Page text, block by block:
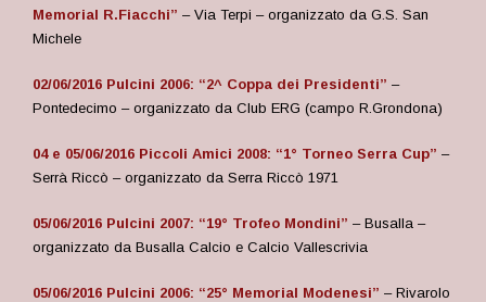
Memorial R.Fiacchi” – Via Terpi – organizzato da G.S. San
Michele
02/06/2016 Pulcini 2006: “2^ Coppa dei Presidenti” –
Pontedecimo – organizzato da Club ERG (campo R.Grondona)
04 e 05/06/2016 Piccoli Amici 2008: “1° Torneo Serra Cup” –
Serrà Riccò – organizzato da Serra Riccò 1971
05/06/2016 Pulcini 2007: “19° Trofeo Mondini” – Busalla –
organizzato da Busalla Calcio e Calcio Vallescrivia
05/06/2016 Pulcini 2006: “25° Memorial Modenesi” – Rivarolo